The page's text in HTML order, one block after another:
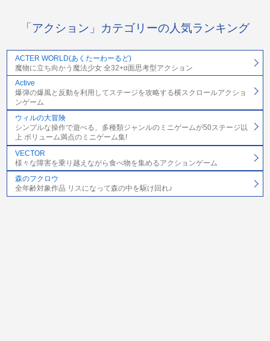
「アクション」カテゴリーの人気ランキング
ACTER WORLD(あくたーわーるど)
魔物に立ち向かう魔法少女 全32+α面思考型アクション
Active
爆弾の爆風と反動を利用してステージを攻略する横スクロールアクショ
ンゲーム
ウィルの大冒険
シンプルな操作で遊べる、多種類ジャンルのミニゲームが50ステージ以
上 ボリューム満点のミニゲーム集!
VECTOR
様々な障害を乗り越えながら食べ物を集めるアクションゲーム
森のフクロウ
全年齢対象作品 リスになって森の中を駆け回れ♪